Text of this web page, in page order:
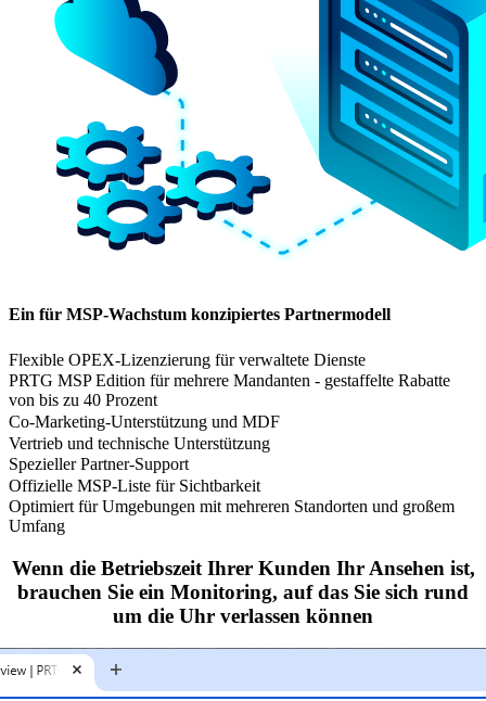
Ein für MSP-Wachstum konzipiertes Partnermodell
Flexible OPEX-Lizenzierung für verwaltete Dienste
PRTG MSP Edition für mehrere Mandanten - gestaffelte Rabatte
von bis zu 40 Prozent
Co-Marketing-Unterstützung und MDF
Vertrieb und technische Unterstützung
Spezieller Partner-Support
Offizielle MSP-Liste für Sichtbarkeit
Optimiert für Umgebungen mit mehreren Standorten und großem
Umfang
Wenn die Betriebszeit Ihrer Kunden Ihr Ansehen ist,
brauchen Sie ein Monitoring, auf das Sie sich rund
um die Uhr verlassen können